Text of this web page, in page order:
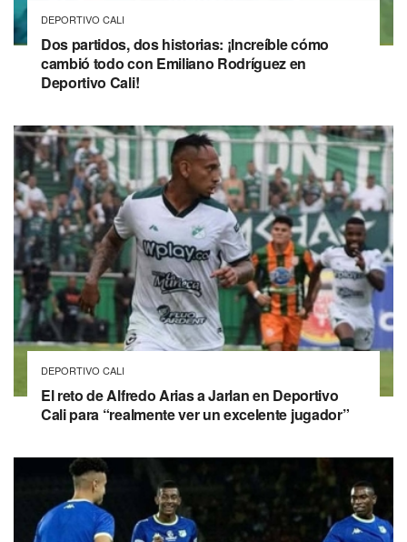
DEPORTIVO CALI
Dos partidos, dos historias: ¡Increíble cómo
cambió todo con Emiliano Rodríguez en
Deportivo Cali!
DEPORTIVO CALI
El reto de Alfredo Arias a Jarlan en Deportivo
Cali para “realmente ver un excelente jugador”